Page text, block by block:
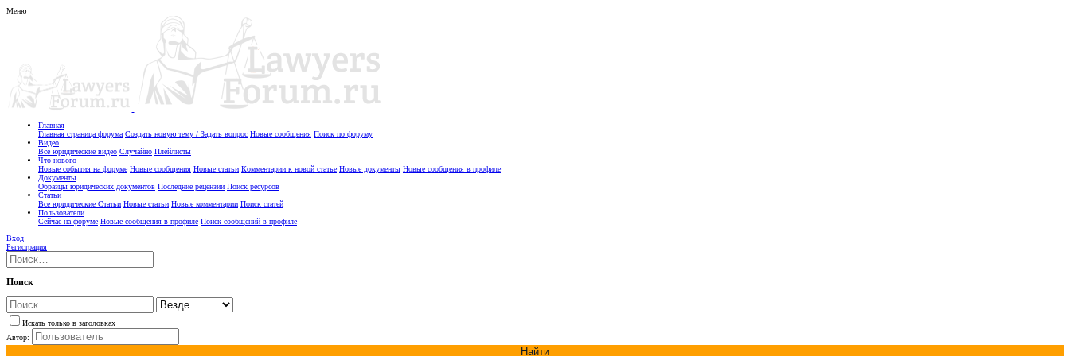
Меню
Главная
Главная страница форума Создать новую тему / Задать вопрос Новые сообщения Поиск по форуму
Видео
Все юридические видео Случайно Плейлисты
Что нового
Новые события на форуме Новые сообщения Новые статьи Комментарии к новой статье Новые документы Новые сообщения в профиле
Документы
Образцы юридических документов Последние рецензии Поиск ресурсов
Статьи
Все юридические Статьи Новые статьи Новые комментарии Поиск статей
Пользователи
Сейчас на форуме Новые сообщения в профиле Поиск сообщений в профиле
Вход
Регистрация
Поиск
Искать только в заголовках
Автор:
Найти